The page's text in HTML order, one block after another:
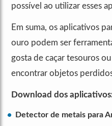
possível ao utilizar esses
Em suma, os aplicativos
ouro podem ser
gosta de caçar tesouros
encontrar objetos
Download dos
Detector de metais para